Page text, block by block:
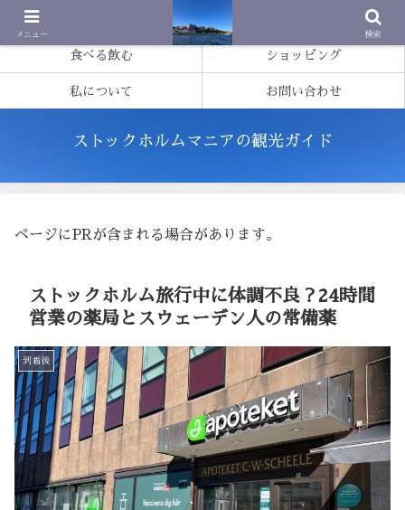
ストックホルムマニアの観光ガイド
食べる飲む ショッピング
私について お問い合わせ
ページにPRが含まれる場合があります。
ストックホルム旅行中に体調不良？24時間
営業の薬局とスウェーデン人の常備薬
到着後
メニュー 検索